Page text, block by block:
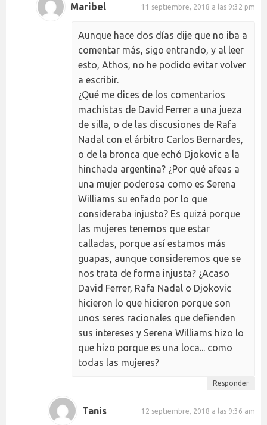
Maribel 11 septiembre, 2018 a las 9:32 pm
Aunque hace dos días dije que no iba a
comentar más, sigo entrando, y al leer
esto, Athos, no he podido evitar volver
a escribir.
¿Qué me dices de los comentarios
machistas de David Ferrer a una jueza
de silla, o de las discusiones de Rafa
Nadal con el árbitro Carlos Bernardes,
o de la bronca que echó Djokovic a la
hinchada argentina? ¿Por qué afeas a
una mujer poderosa como es Serena
Williams su enfado por lo que
consideraba injusto? Es quizá porque
las mujeres tenemos que estar
calladas, porque así estamos más
guapas, aunque consideremos que se
nos trata de forma injusta? ¿Acaso
David Ferrer, Rafa Nadal o Djokovic
hicieron lo que hicieron porque son
unos seres racionales que defienden
sus intereses y Serena Williams hizo lo
que hizo porque es una loca... como
todas las mujeres?
Responder
Tanis 12 septiembre, 2018 a las 9:36 am